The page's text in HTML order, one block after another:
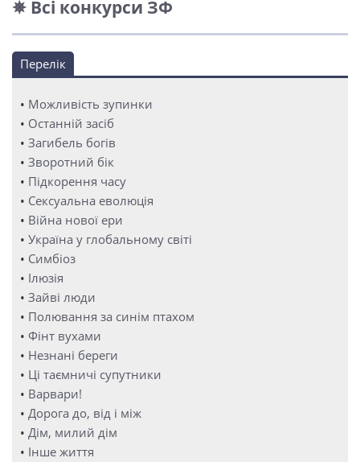
✵ Всі конкурси ЗФ
Перелік
• Можливість зупинки
• Останній засіб
• Загибель богів
• Зворотний бік
• Підкорення часу
• Сексуальна еволюція
• Війна нової ери
• Україна у глобальному світі
• Симбіоз
• Ілюзія
• Зайві люди
• Полювання за синім птахом
• Фінт вухами
• Незнані береги
• Ці таємничі супутники
• Варвари!
• Дорога до, від і між
• Дім, милий дім
• Інше життя